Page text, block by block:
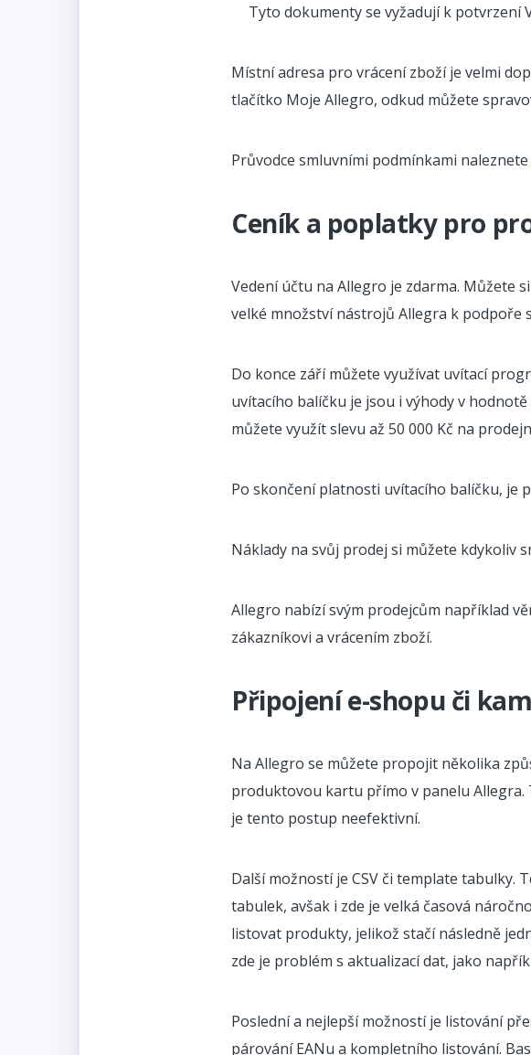
Tyto dokumenty se vyžadují k potvrzení
Místní adresa pro vrácení zboží je velmi
tlačítko Moje Allegro, odkud můžete
Průvodce smluvními podmínkami naleznete
Ceník a poplatky pro
Vedení účtu na Allegro je zdarma. Můžete
velké množství nástrojů Allegra k podpoře
Do konce září můžete využívat uvítací
uvítacího balíčku je jsou i výhody v
můžete využít slevu až 50 000 Kč na
Po skončení platnosti uvítacího balíčku, je
Náklady na svůj prodej si můžete kdykoliv
Allegro nabízí svým prodejcům například
zákazníkovi a vrácením zboží.
Připojení e-shopu či
Na Allegro se můžete propojit několika
produktovou kartu přímo v panelu
je tento postup neefektivní.
Další možností je CSV či template
tabulek, avšak i zde je velká časová
listovat produkty, jelikož stačí následně
zde je problém s aktualizací dat, jako
Poslední a nejlepší možností je listování
párování EANu a kompletního listování.